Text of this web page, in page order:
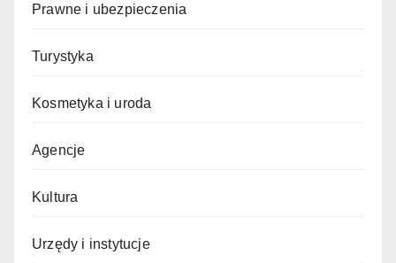
Prawne i ubezpieczenia
Turystyka
Kosmetyka i uroda
Agencje
Kultura
Urzędy i instytucje